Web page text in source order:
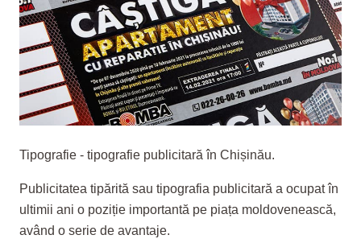
Tipografie - tipografie publicitară în Chișinău.
Publicitatea tipărită sau tipografia publicitară a ocupat în
ultimii ani o poziție importantă pe piața moldovenească,
având o serie de avantaje.